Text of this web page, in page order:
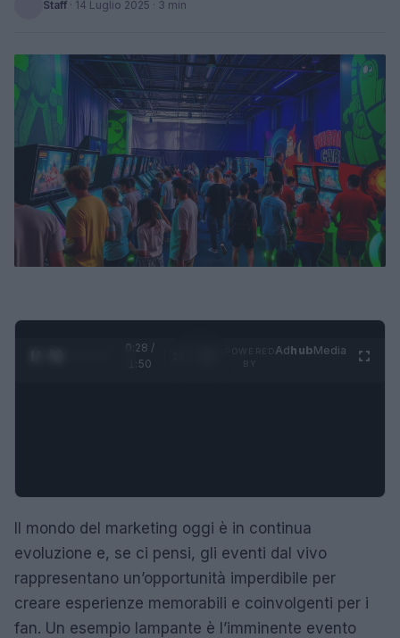
Staff · 14 Luglio 2025 · 3 min
0:29 /
1:50
AdhubMedia
Il mondo del marketing oggi è in continua
evoluzione e, se ci pensi, gli eventi dal vivo
rappresentano un’opportunità imperdibile per
creare esperienze memorabili e coinvolgenti per i
fan. Un esempio lampante è l’imminente evento